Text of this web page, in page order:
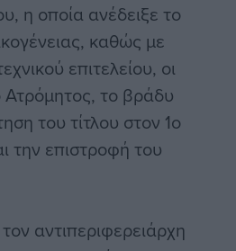
η οποία ανέδειξε το
καθώς με
επιτελείου, οι
Ατρόμητος, το βράδυ
του τίτλου στον 1ο
την επιστροφή του
αντιπεριφερειάρχη